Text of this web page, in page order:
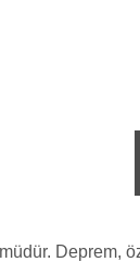
Deprem,